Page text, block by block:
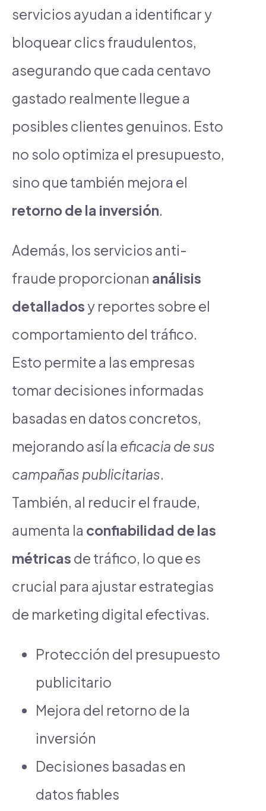
servicios ayudan a identificar y
bloquear clics fraudulentos,
asegurando que cada centavo
gastado realmente llegue a
posibles clientes genuinos. Esto
no solo optimiza el presupuesto,
sino que también mejora el
retorno de la inversión.
Además, los servicios anti-
fraude proporcionan análisis
detallados y reportes sobre el
comportamiento del tráfico.
Esto permite a las empresas
tomar decisiones informadas
basadas en datos concretos,
mejorando así la eficacia de sus
campañas publicitarias.
También, al reducir el fraude,
aumenta la confiabilidad de las
métricas de tráfico, lo que es
crucial para ajustar estrategias
de marketing digital efectivas.
Protección del presupuesto
publicitario
Mejora del retorno de la
inversión
Decisiones basadas en
datos fiables